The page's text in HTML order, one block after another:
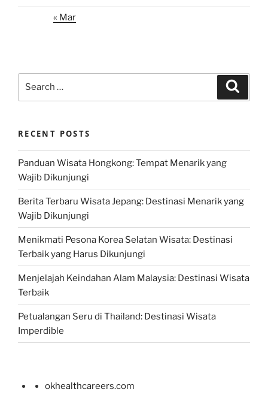
« Mar
RECENT POSTS
Panduan Wisata Hongkong: Tempat Menarik yang
Wajib Dikunjungi
Berita Terbaru Wisata Jepang: Destinasi Menarik yang
Wajib Dikunjungi
Menikmati Pesona Korea Selatan Wisata: Destinasi
Terbaik yang Harus Dikunjungi
Menjelajah Keindahan Alam Malaysia: Destinasi Wisata
Terbaik
Petualangan Seru di Thailand: Destinasi Wisata
Imperdible
okhealthcareers.com